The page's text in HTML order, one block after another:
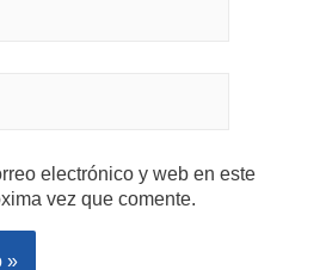
electrónico y web en este
vez que comente.